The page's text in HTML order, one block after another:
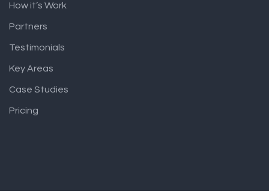
How it’s Work
Partners
Testimonials
Key Areas
Case Studies
Pricing